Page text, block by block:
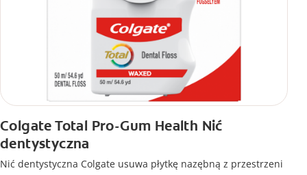
Colgate Total Pro-Gum Health Nić
dentystyczna
Nić dentystyczna Colgate usuwa płytkę nazębną z przestrzeni